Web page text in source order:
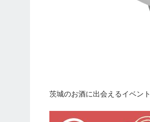
茨城のお酒に出会えるイベント